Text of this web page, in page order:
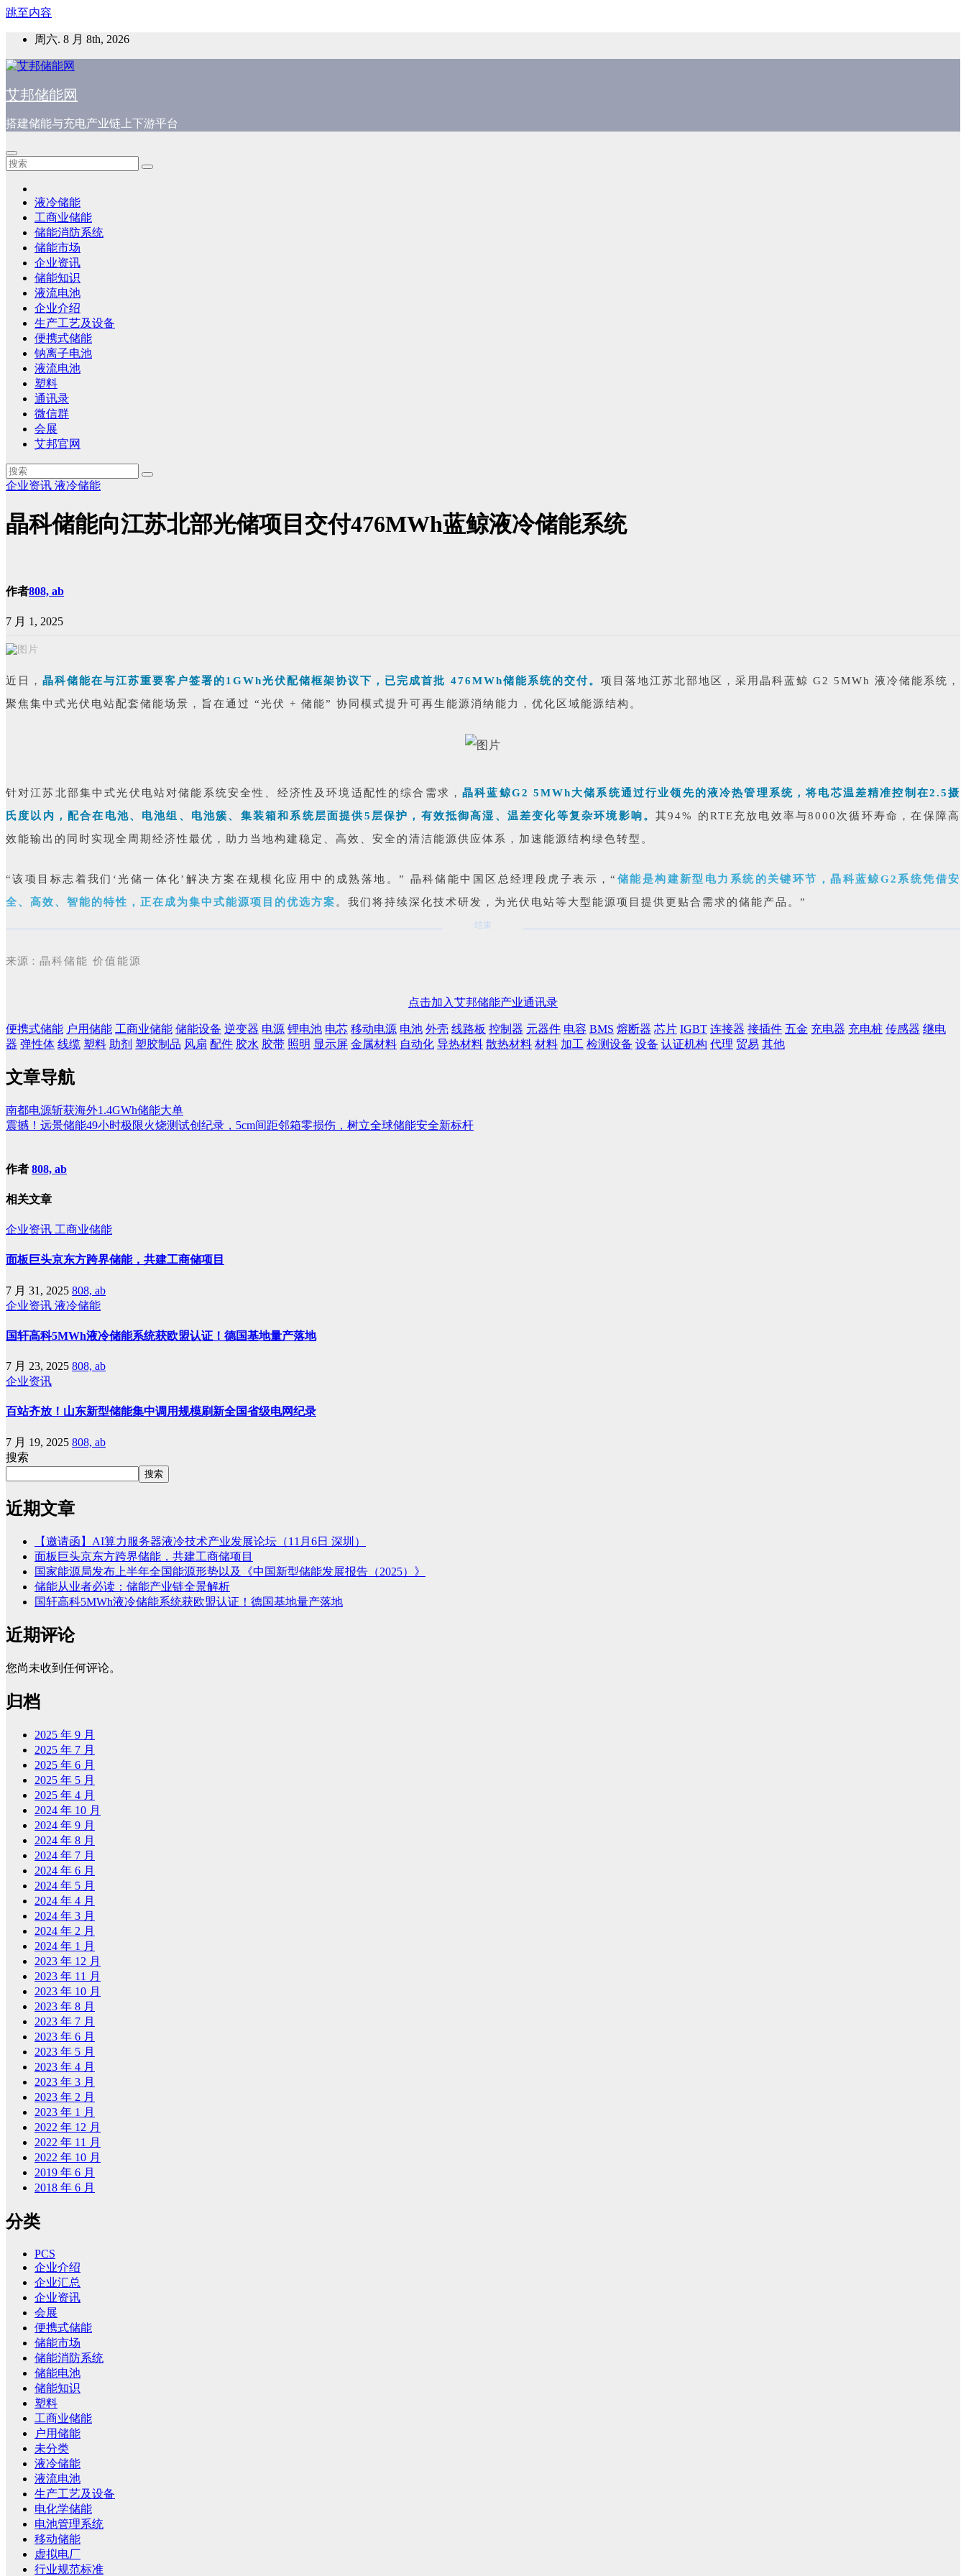
跳至内容
周六. 8 月 8th, 2026
艾邦储能网
搭建储能与充电产业链上下游平台
液冷储能
工商业储能
储能消防系统
储能市场
企业资讯
储能知识
液流电池
企业介绍
生产工艺及设备
便携式储能
钠离子电池
液流电池
塑料
通讯录
微信群
会展
艾邦官网
企业资讯 液冷储能
晶科储能向江苏北部光储项目交付476MWh蓝鲸液冷储能系统
作者808, ab
7 月 1, 2025
近日，晶科储能在与江苏重要客户签署的1GWh光伏配储框架协议下，已完成首批 476MWh储能系统的交付。 项目落地江苏北部地区，采用晶科蓝鲸 G2 5MWh 液冷储能系统，
聚焦集中式光伏电站配套储能场景，旨在通过 “光伏 + 储能” 协同模式提升可再生能源消纳能力，优化区域能源结构。
针对江苏北部集中式光伏电站对储能系统安全性、经济性及环境适配性的综合需求，晶科蓝鲸G2 5MWh大储系统通过行业领先的液冷热管理系统，将电芯温差精准控制在2.5摄
氏度以内，配合在电池、电池组、电池簇、集装箱和系统层面提供5层保护，有效抵御高湿、温差变化等复杂环境影响。其94% 的RTE充放电效率与8000次循环寿命，在保障高
效能输出的同时实现全周期经济性最优，助力当地构建稳定、高效、安全的清洁能源供应体系，加速能源结构绿色转型。
“该项目标志着我们‘光储一体化’解决方案在规模化应用中的成熟落地。” 晶科储能中国区总经理段虎子表示，“ 储能是构建新型电力系统的关键环节，晶科蓝鲸G2系统凭借安
全、高效、智能的特性，正在成为集中式能源项目的优选方案 。我们将持续深化技术研发，为光伏电站等大型能源项目提供更贴合需求的储能产品。”
结 束
来源： 晶科储能 价值能源
点击加入艾邦储能产业通讯录
便携式储能 户用储能 工商业储能 储能设备 逆变器 电源 锂电池 电芯 移动电源 电池 外壳 线路板 控制器 元器件 电容 BMS 熔断器 芯片 IGBT 连接器 接插件 五金 充电器 充电桩 传感器 继电
器 弹性体 线缆 塑料 助剂 塑胶制品 风扇 配件 胶水 胶带 照明 显示屏 金属材料 自动化 导热材料 散热材料 材料 加工 检测设备 设备 认证机构 代理 贸易 其他
文章导航
南都电源斩获海外1.4GWh储能大单
震撼！远景储能49小时极限火烧测试创纪录，5cm间距邻箱零损伤，树立全球储能安全新标杆
作者 808, ab
相关文章
企业资讯 工商业储能
面板巨头京东方跨界储能，共建工商储项目
7 月 31, 2025 808, ab
企业资讯 液冷储能
国轩高科5MWh液冷储能系统获欧盟认证！德国基地量产落地
7 月 23, 2025 808, ab
企业资讯
百站齐放！山东新型储能集中调用规模刷新全国省级电网纪录
7 月 19, 2025 808, ab
搜索
搜索
近期文章
【邀请函】AI算力服务器液冷技术产业发展论坛（11月6日 深圳）
面板巨头京东方跨界储能，共建工商储项目
国家能源局发布上半年全国能源形势以及《中国新型储能发展报告（2025）》
储能从业者必读：储能产业链全景解析
国轩高科5MWh液冷储能系统获欧盟认证！德国基地量产落地
近期评论
您尚未收到任何评论。
归档
2025 年 9 月
2025 年 7 月
2025 年 6 月
2025 年 5 月
2025 年 4 月
2024 年 10 月
2024 年 9 月
2024 年 8 月
2024 年 7 月
2024 年 6 月
2024 年 5 月
2024 年 4 月
2024 年 3 月
2024 年 2 月
2024 年 1 月
2023 年 12 月
2023 年 11 月
2023 年 10 月
2023 年 8 月
2023 年 7 月
2023 年 6 月
2023 年 5 月
2023 年 4 月
2023 年 3 月
2023 年 2 月
2023 年 1 月
2022 年 12 月
2022 年 11 月
2022 年 10 月
2019 年 6 月
2018 年 6 月
分类
PCS
企业介绍
企业汇总
企业资讯
会展
便携式储能
储能市场
储能消防系统
储能电池
储能知识
塑料
工商业储能
户用储能
未分类
液冷储能
液流电池
生产工艺及设备
电化学储能
电池管理系统
移动储能
虚拟电厂
行业规范标准